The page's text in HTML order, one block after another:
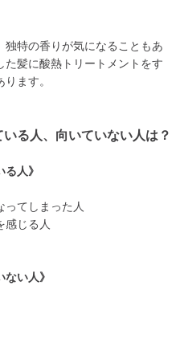
特の香りが気になることもあ
た髪に酸熱トリートメントをす
ます。
る人、向いていない人は？
人》
ってしまった人
感じる人
い人》